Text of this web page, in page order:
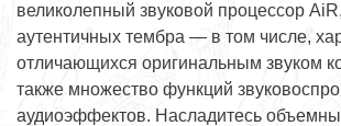
великолепный звуковой процессор
аутентичных тембра — в том числе,
отличающихся оригинальным звуком
также множество функций
аудиоэффектов. Насладитесь